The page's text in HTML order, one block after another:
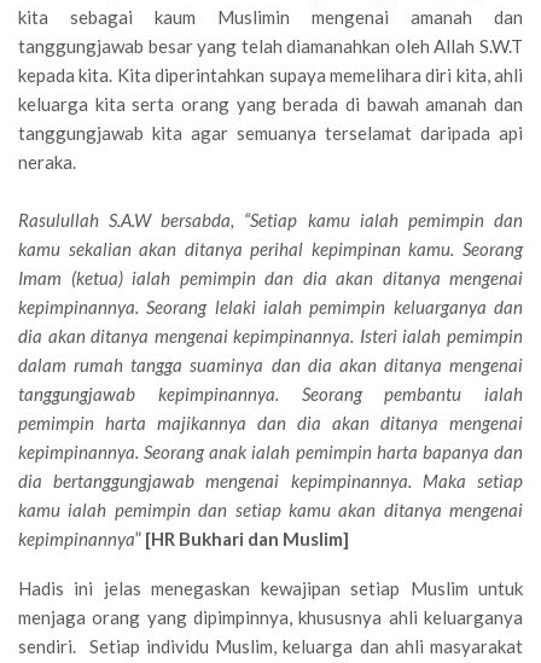
kita sebagai kaum Muslimin mengenai amanah dan
tanggungjawab besar yang telah diamanahkan oleh Allah S.W.T
kepada kita. Kita diperintahkan supaya memelihara diri kita, ahli
keluarga kita serta orang yang berada di bawah amanah dan
tanggungjawab kita agar semuanya terselamat daripada api
neraka.
Rasulullah S.A.W bersabda, “Setiap kamu ialah pemimpin dan
kamu sekalian akan ditanya perihal kepimpinan kamu. Seorang
Imam (ketua) ialah pemimpin dan dia akan ditanya mengenai
kepimpinannya. Seorang lelaki ialah pemimpin keluarganya dan
dia akan ditanya mengenai kepimpinannya. Isteri ialah pemimpin
dalam rumah tangga suaminya dan dia akan ditanya mengenai
tanggungjawab kepimpinannya. Seorang pembantu ialah
pemimpin harta majikannya dan dia akan ditanya mengenai
kepimpinannya. Seorang anak ialah pemimpin harta bapanya dan
dia bertanggungjawab mengenai kepimpinannya. Maka setiap
kamu ialah pemimpin dan setiap kamu akan ditanya mengenai
kepimpinannya” [HR Bukhari dan Muslim]
Hadis ini jelas menegaskan kewajipan setiap Muslim untuk
menjaga orang yang dipimpinnya, khususnya ahli keluarganya
sendiri. Setiap individu Muslim, keluarga dan ahli masyarakat